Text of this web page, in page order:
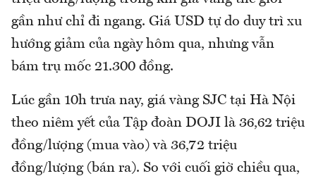
gần như chỉ đi ngang. Giá USD tự do duy trì xu
hướng giảm của ngày hôm qua, nhưng vẫn
bám trụ mốc 21.300 đồng.
Lúc gần 10h trưa nay, giá vàng SJC tại Hà Nội
theo niêm yết của Tập đoàn DOJI là 36,62 triệu
đồng/lượng (mua vào) và 36,72 triệu
đồng/lượng (bán ra). So với cuối giờ chiều qua,